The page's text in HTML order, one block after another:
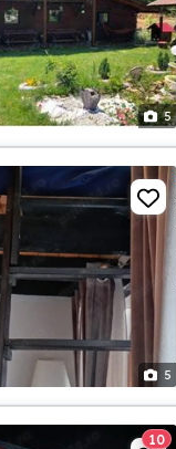
5
5
10